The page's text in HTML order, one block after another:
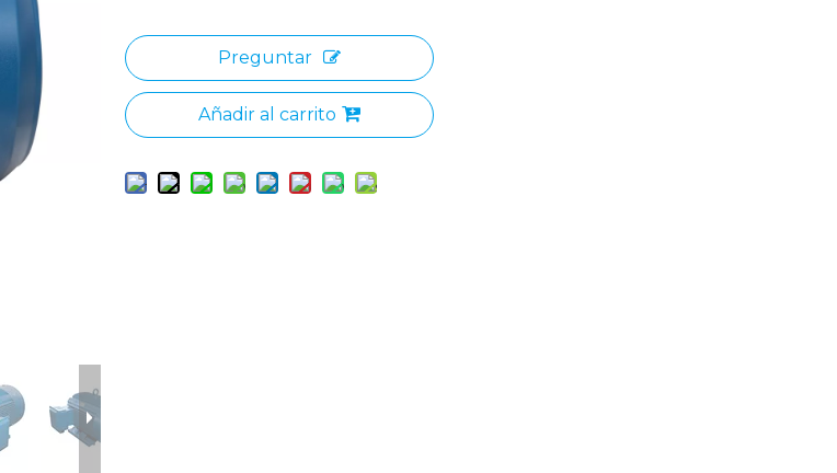
Preguntar
Añadir al carrito